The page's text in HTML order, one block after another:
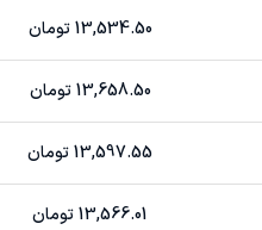
13,534.50 تومان
13,658.50 تومان
13,597.55 تومان
13,566.01 تومان